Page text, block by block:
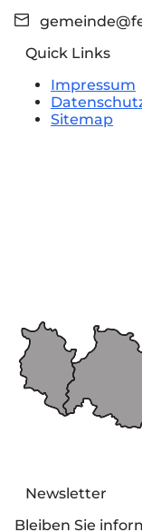
Quick Links
Impressum
Sitemap
Newsletter
Bleiben Sie